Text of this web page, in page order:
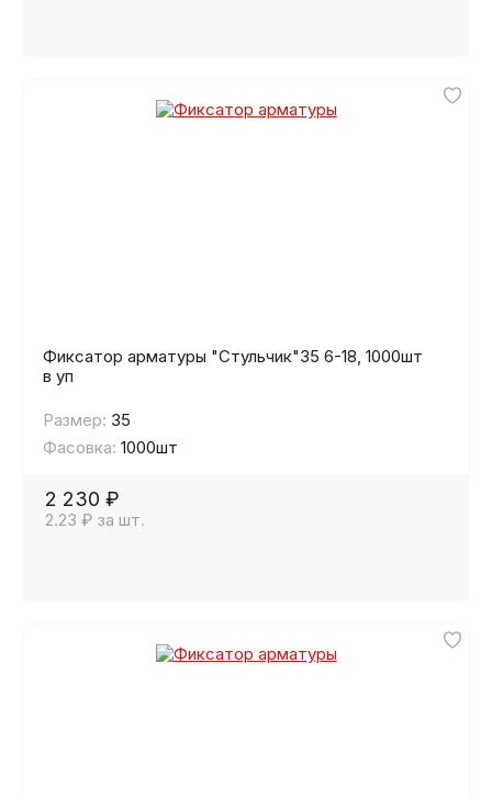
Фиксатор арматуры "Стульчик"35 6-18, 1000шт
в уп
Размер: 35
Фасовка: 1000шт
2 230 ₽
2.23 ₽ за шт.